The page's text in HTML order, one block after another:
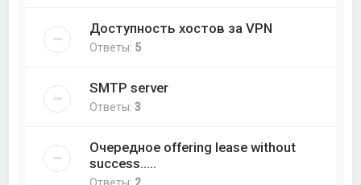
Доступность хостов за VPN
Ответы: 5
SMTP server
Ответы:3
Очередное offering lease without
success.....